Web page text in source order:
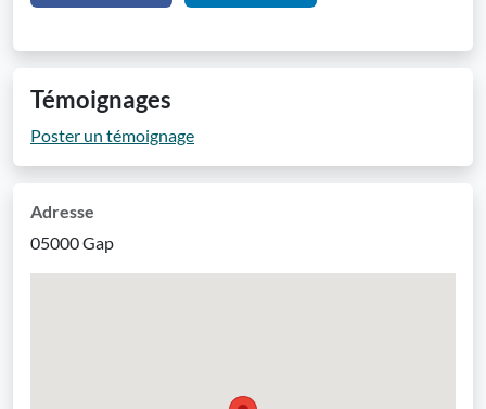
Témoignages
Poster un témoignage
Adresse
05000 Gap